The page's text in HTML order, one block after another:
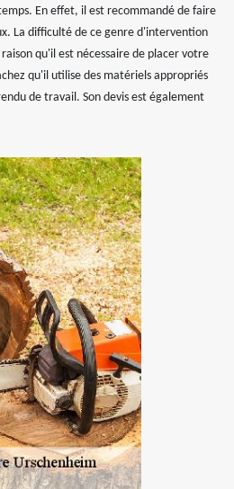
En effet, il est recommandé de faire
La difficulté de ce genre d'intervention
qu'il est nécessaire de placer votre
qu'il utilise des matériels appropriés
de travail. Son devis est également